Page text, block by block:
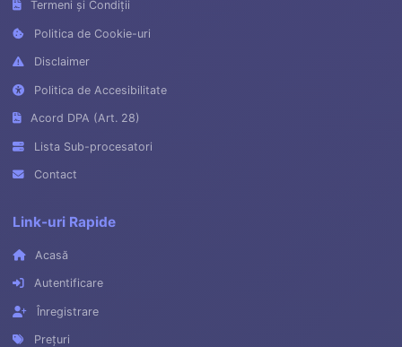
Termeni și Condiții
Politica de Cookie-uri
Disclaimer
Politica de Accesibilitate
Acord DPA (Art. 28)
Lista Sub-procesatori
Contact
Link-uri Rapide
Acasă
Autentificare
Înregistrare
Prețuri